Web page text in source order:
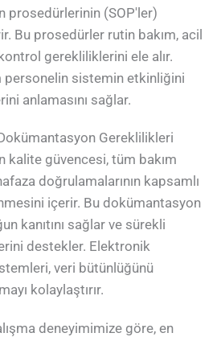
prosedürlerinin (SOP'ler)
Bu prosedürler rutin bakım, acil
gerekliliklerini ele alır.
personelin sistemin etkinliğini
anlamasını sağlar.
Gereklilikleri
kalite güvencesi, tüm bakım
doğrulamalarının kapsamlı
içerir. Bu dokümantasyon
kanıtını sağlar ve sürekli
destekler. Elektronik
veri bütünlüğünü
kolaylaştırır.
deneyimimize göre, en